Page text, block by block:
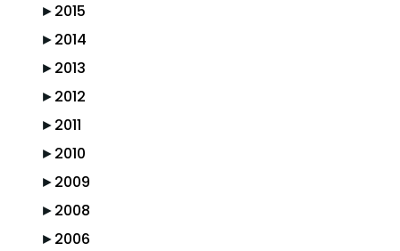
►2015
►2014
►2013
►2012
►2011
►2010
►2009
►2008
►2006